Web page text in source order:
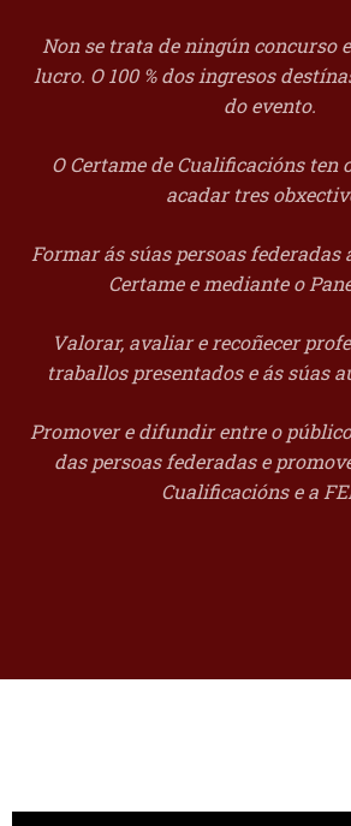
Non se trata de ningún concurso
lucro. O 100 % dos ingresos
do evento.
O Certame de Cualificacións ten
acadar tres
Formar ás súas persoas federadas
Certame e mediante o
Valorar, avaliar e recoñecer
traballos presentados e ás súas
Promover e difundir entre o
das persoas federadas e
Cualificacións e a